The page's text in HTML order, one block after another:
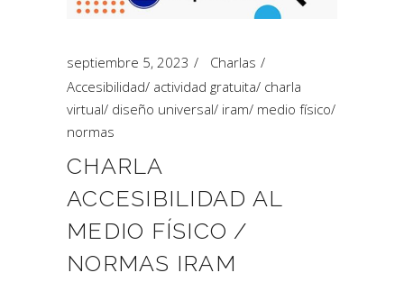
septiembre 5, 2023
Charlas
Accesibilidad/ actividad gratuita/ charla
virtual/ diseño universal/ iram/ medio físico/
normas
CHARLA
ACCESIBILIDAD AL
MEDIO FÍSICO /
NORMAS IRAM